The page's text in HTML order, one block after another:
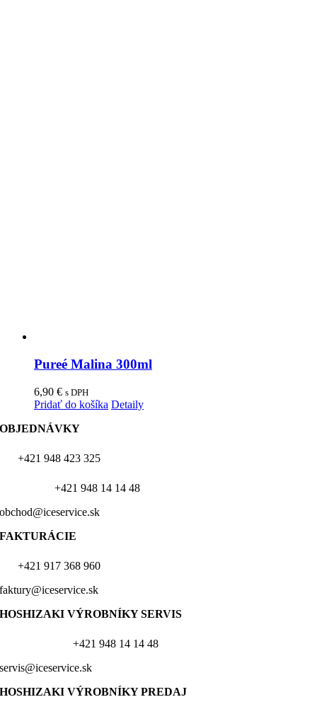
Pureé Malina 300ml
6,90 € s DPH
Pridať do košíka Detaily
OBJEDNÁVKY
+421 948 423 325
+421 948 14 14 48
obchod@iceservice.sk
FAKTURÁCIE
+421 917 368 960
faktury@iceservice.sk
HOSHIZAKI VÝROBNÍKYSERVIS
+421 948 14 14 48
servis@iceservice.sk
HOSHIZAKI VÝROBNÍKY PREDAJ